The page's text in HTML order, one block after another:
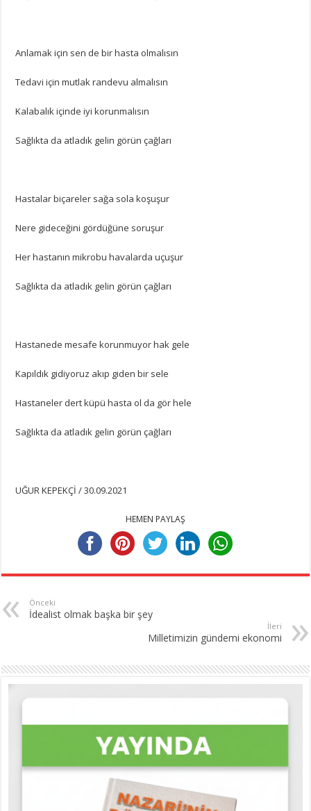
Anlamak için sen de bir hasta olmalısın
Tedavi için mutlak randevu almalısın
Kalabalık içinde iyi korunmalısın
Sağlıkta da atladık gelin görün çağları
Hastalar biçareler sağa sola koşuşur
Nere gideceğini gördüğüne soruşur
Her hastanın mikrobu havalarda uçuşur
Sağlıkta da atladık gelin görün çağları
Hastanede mesafe korunmuyor hak gele
Kapıldık gidiyoruz akıp giden bir sele
Hastaneler dert küpü hasta ol da gör hele
Sağlıkta da atladık gelin görün çağları
UĞUR KEPEKÇİ / 30.09.2021
HEMEN PAYLAŞ
Önceki
İdealist olmak başka bir şey
İleri
Milletimizin gündemi ekonomi